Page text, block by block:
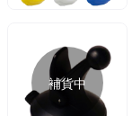
補貨中